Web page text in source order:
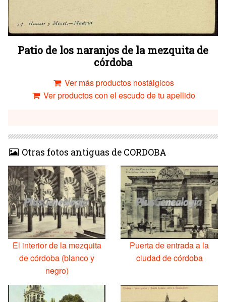
Patio de los naranjos de la mezquita de
córdoba
Ver más productos nostálgicos
Ver productos con el escudo de tu apellido
Otras fotos antiguas de CORDOBA
El interior de la mezquita
de córdoba (blanco y
negro)
Puerta de entrada a la
ciudad de córdoba